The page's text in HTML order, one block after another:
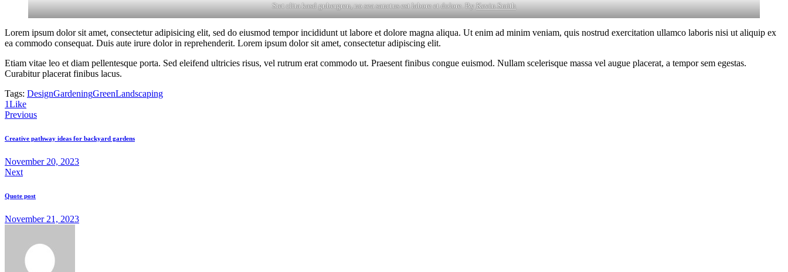
Stet clita kasd gubergren, no sea sanctus est labore et dolore. ByKevin Smith
Lorem ipsum dolor sit amet, consectetur adipisicing elit, sed do eiusmod tempor incididunt ut labore et dolore magna aliqua. Ut enim ad minim veniam, quis nostrud exercitation ullamco laboris nisi ut aliquip ex
ea commodo consequat. Duis aute irure dolor in reprehenderit. Lorem ipsum dolor sit amet, consectetur adipiscing elit.
Etiam vitae leo et diam pellentesque porta. Sed eleifend ultricies risus, vel rutrum erat commodo ut. Praesent finibus congue euismod. Nullam scelerisque massa vel augue placerat, a tempor sem egestas.
Curabitur placerat finibus lacus.
Tags: DesignGardeningGreenLandscaping
1LikeCopy
URL
clipboard
Post
navigation
Previous
Creative pathway ideas for backyard gardens
November 20, 2023
Next
Quote post
November 21, 2023